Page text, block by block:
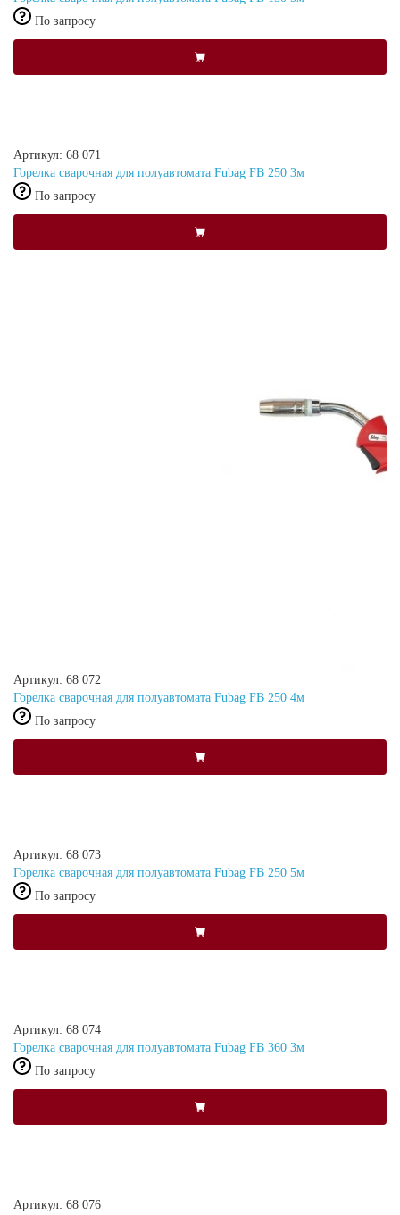
По запросу
Артикул: 68 071
Горелка сварочная для полуавтомата Fubag FB 250 3м
По запросу
Артикул: 68 072
Горелка сварочная для полуавтомата Fubag FB 250 4м
По запросу
Артикул: 68 073
Горелка сварочная для полуавтомата Fubag FB 250 5м
По запросу
Артикул: 68 074
Горелка сварочная для полуавтомата Fubag FB 360 3м
По запросу
Артикул: 68 076